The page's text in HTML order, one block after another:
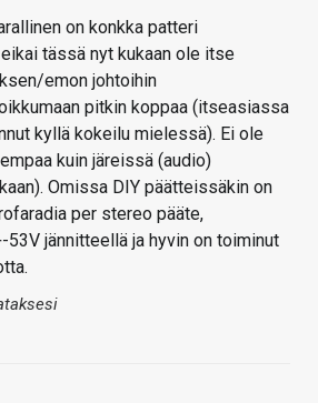
on konkka patteri
tässä nyt kukaan ole itse
emon johtoihin
pitkin koppaa (itseasiassa
kyllä kokeilu mielessä). Ei ole
kuin järeissä (audio)
Omissa DIY päätteissäkin on
per stereo pääte,
53V jännitteellä ja hyvin on toiminut